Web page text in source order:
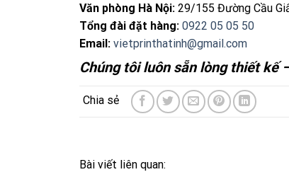
Văn phòng Hà Nội: 29/155 Đường Cầu
Tổng đài đặt hàng: 0922 05 05 50
Email: vietprinthatinh@gmail.com
Chúng tôi luôn sẵn lòng thiết kế
Bài viết liên quan: